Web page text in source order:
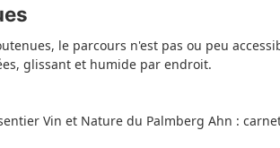
le parcours n'est pas ou peu
glissant et humide par endroit.
Vin et Nature du Palmberg Ahn :